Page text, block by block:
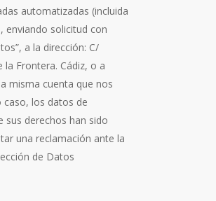
automatizadas (incluida
enviando solicitud con
a la dirección: C/
la Frontera. Cádiz, o a
misma cuenta que nos
los datos de
sus derechos han sido
una reclamación ante la
de Datos